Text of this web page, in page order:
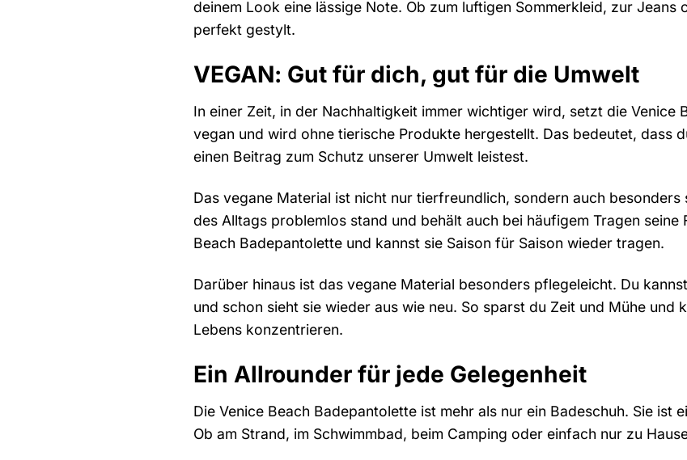
deinem Look eine lässige Note. Ob zum luftigen Sommerkleid, zur
perfekt gestylt.
VEGAN: Gut für dich, gut für die Umwelt
In einer Zeit, in der Nachhaltigkeit immer wichtiger wird, setzt die Venice
vegan und wird ohne tierische Produkte hergestellt. Das bedeutet, dass
einen Beitrag zum Schutz unserer Umwelt leistest.
Das vegane Material ist nicht nur tierfreundlich, sondern auch
des Alltags problemlos stand und behält auch bei häufigem Tragen
Beach Badepantolette und kannst sie Saison für Saison wieder tragen.
Darüber hinaus ist das vegane Material besonders pflegeleicht. Du
und schon sieht sie wieder aus wie neu. So sparst du Zeit und Mühe
Lebens konzentrieren.
Ein Allrounder für jede Gelegenheit
Die Venice Beach Badepantolette ist mehr als nur ein Badeschuh. Sie
Ob am Strand, im Schwimmbad, beim Camping oder einfach nur zu